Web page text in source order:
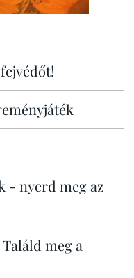
- nyerd meg az
meg a